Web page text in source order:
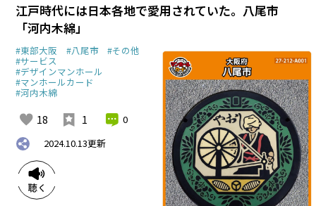
江戸時代には日本各地で愛用されていた。八尾市
「河内木綿」
#東部大阪 #八尾市 #その他
#サービス
#デザインマンホール
#マンホールカード
#河内木綿
18 1
0
2024.10.13更新